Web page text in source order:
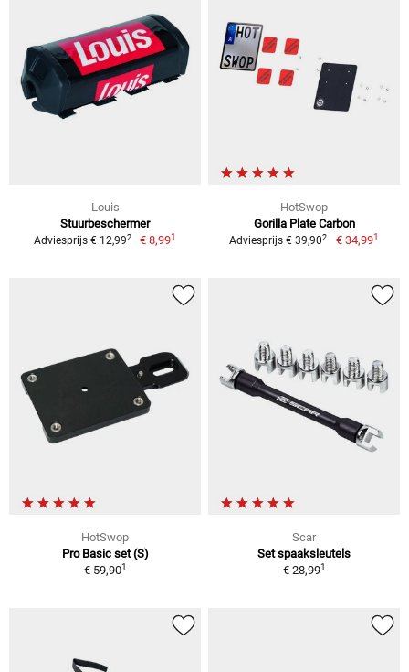
Louis
Stuurbeschermer
Adviesprijs € 12,992 € 8,991
HotSwop
Gorilla Plate Carbon
Adviesprijs € 39,902 € 34,991
HotSwop
Pro Basic set (S)
€ 59,901
Scar
Set spaaksleutels
€ 28,991